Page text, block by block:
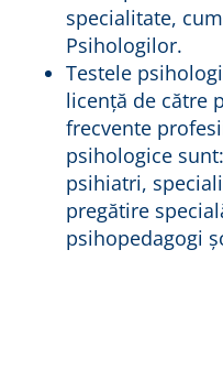
specialitate,
Psihologilor.
Testele
licență de către
frecvente
psihologice
psihiatri,
pregătire
psihopedagogi